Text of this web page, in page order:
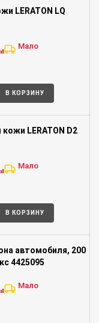
LERATON LQ
Мало
В КОРЗИНУ
LERATON D2
Мало
В КОРЗИНУ
автомобиля, 200
4425095
Мало